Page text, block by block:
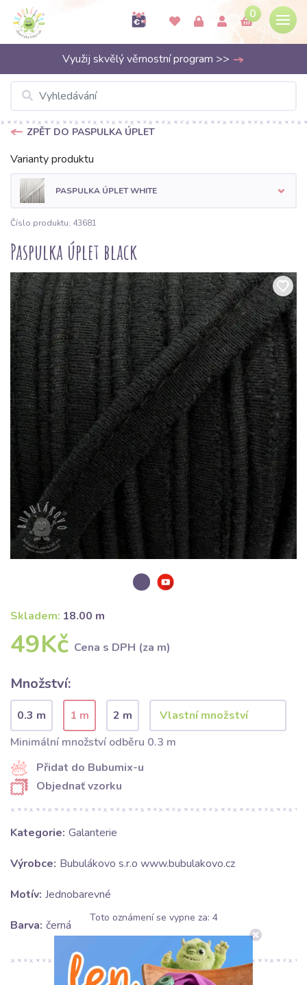
0
Využij skvělý věrnostní program >>
ZPĚT DO PASPULKA ÚPLET
Varianty produktu
PASPULKA ÚPLET WHITE
Číslo produktu: 43681
Paspulka úplet black
Skladem: 18.00 m
49Kč Cena s DPH (za m)
Množství:
0.3 m 1 m
2 m
Minimální množství odběru 0.3 m
Přidat do Bubumix-u
Objednať vzorku
Kategorie: Galanterie
Výrobce: Bubulákovo s.r.o www.bubulakovo.cz
Motív: Jednobarevné
Barva: černá
Toto oznámení se vypne za: 4